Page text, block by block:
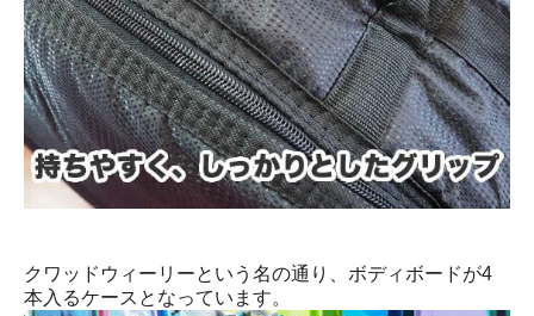
クワッドウィーリーという名の通り、ボディボードが4
本入るケースとなっています。